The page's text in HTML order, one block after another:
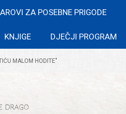
ZA POSEBNE PRIGODE
KNJIGE DJEČJI PROGRAM
MALOM HODITE"